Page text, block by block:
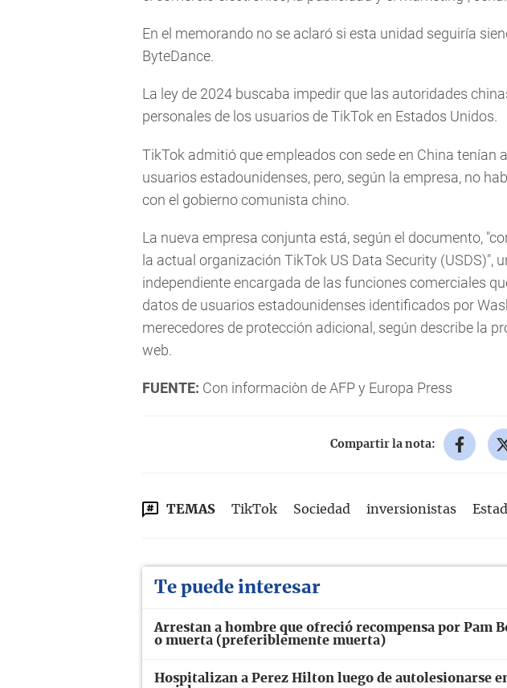
En el memorando no se aclaró si esta unidad seguiría
ByteDance.
La ley de 2024 buscaba impedir que las autoridades
personales de los usuarios de TikTok en Estados Unidos.
TikTok admitió que empleados con sede en China tenían
usuarios estadounidenses, pero, según la empresa, no
con el gobierno comunista chino.
La nueva empresa conjunta está, según el documento,
la actual organización TikTok US Data Security (USDS)",
independiente encargada de las funciones comerciales
datos de usuarios estadounidenses identificados por
merecedores de protección adicional, según describe la
web.
FUENTE: Con informaciòn de AFP y Europa Press
Compartir la nota:
TEMAS TikTok Sociedad inversionistas
Te puede interesar
Arrestan a hombre que ofreció recompensa por Pam
o muerta (preferiblemente muerta)
Hospitalizan a Perez Hilton luego de autolesionarse